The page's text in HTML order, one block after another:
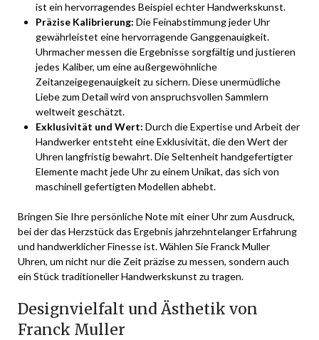
ist ein hervorragendes Beispiel echter Handwerkskunst.
Präzise Kalibrierung: Die Feinabstimmung jeder Uhr
gewährleistet eine hervorragende Ganggenauigkeit.
Uhrmacher messen die Ergebnisse sorgfältig und justieren
jedes Kaliber, um eine außergewöhnliche
Zeitanzeigegenauigkeit zu sichern. Diese unermüdliche
Liebe zum Detail wird von anspruchsvollen Sammlern
weltweit geschätzt.
Exklusivität und Wert: Durch die Expertise und Arbeit der
Handwerker entsteht eine Exklusivität, die den Wert der
Uhren langfristig bewahrt. Die Seltenheit handgefertigter
Elemente macht jede Uhr zu einem Unikat, das sich von
maschinell gefertigten Modellen abhebt.
Bringen Sie Ihre persönliche Note mit einer Uhr zum Ausdruck,
bei der das Herzstück das Ergebnis jahrzehntelanger Erfahrung
und handwerklicher Finesse ist. Wählen Sie Franck Muller
Uhren, um nicht nur die Zeit präzise zu messen, sondern auch
ein Stück traditioneller Handwerkskunst zu tragen.
Designvielfalt und Ästhetik von
Franck Muller